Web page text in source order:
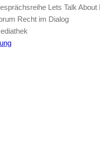
Lets Talk About
Recht im Dialog